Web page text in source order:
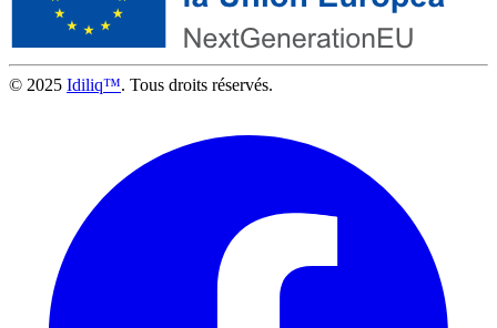
© 2025 Idiliq™. Tous droits réservés.